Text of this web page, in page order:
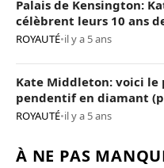
Palais de Kensington:
célèbrent leurs 10 ans
ROYAUTÉ•il y a 5 ans
Kate Middleton: voici le
pendentif en diamant
ROYAUTÉ•il y a 5 ans
À NE PAS